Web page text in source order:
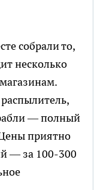
собрали то,
несколько
— полный
приятно
— за 100-300